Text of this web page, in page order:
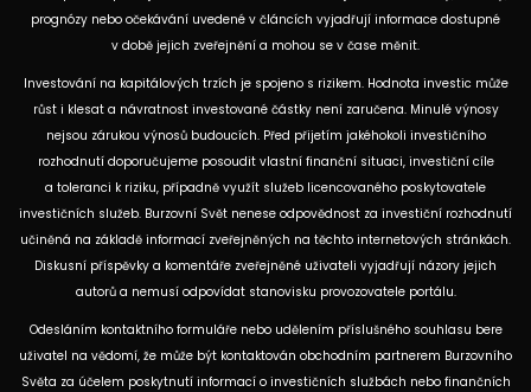
prognózy nebo očekávání uvedené v článcích vyjadřují informace dostupné
v době jejich zveřejnění a mohou se v čase měnit.
Investování na kapitálových trzích je spojeno s rizikem. Hodnota investic může
růst i klesat a návratnost investované částky není zaručena. Minulé výnosy
nejsou zárukou výnosů budoucích. Před přijetím jakéhokoli investičního
rozhodnutí doporučujeme posoudit vlastní finanční situaci, investiční cíle
a toleranci k riziku, případně využít služeb licencovaného poskytovatele
investičních služeb. Burzovní Svět nenese odpovědnost za investiční rozhodnutí
učiněná na základě informací zveřejněných na těchto internetových stránkách.
Diskusní příspěvky a komentáře zveřejněné uživateli vyjadřují názory jejich
autorů a nemusí odpovídat stanovisku provozovatele portálu.
Odesláním kontaktního formuláře nebo udělením příslušného souhlasu bere
uživatel na vědomí, že může být kontaktován obchodním partnerem Burzovního
Světa za účelem poskytnutí informací o investičních službách nebo finančních